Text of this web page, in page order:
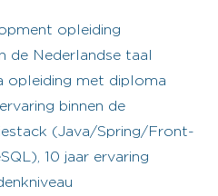
opleiding
de Nederlandse taal
opleiding met diploma
binnen de
(Java/Spring/Front-
10 jaar ervaring